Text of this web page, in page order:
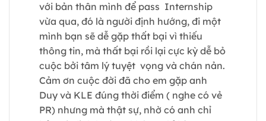
với bản thân mình để pass Internship
vừa qua, đó là người định hướng, đi một
mình bạn sẽ dễ gặp thất bại vì thiếu
thông tin, mà thất bại rồi lại cực kỳ dễ bỏ
cuộc bởi tâm lý tuyệt vọng và chán nản.
Cảm ơn cuộc đời đã cho em gặp anh
Duy và KLE đúng thời điểm ( nghe có vẻ
PR) nhưng mà thật sự, nhờ có anh chỉ